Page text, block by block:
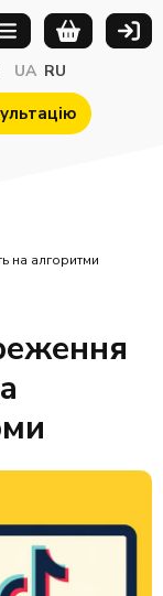
UA RU
на алгоритми